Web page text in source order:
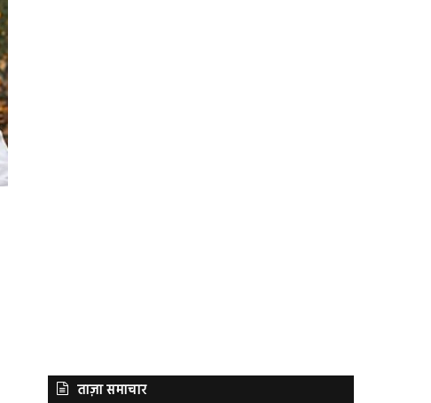
ताज़ा समाचार